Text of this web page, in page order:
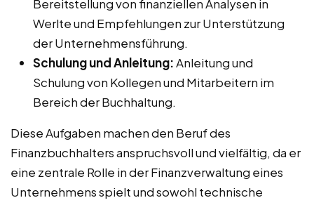
Bereitstellung von finanziellen Analysen in
Werlte und Empfehlungen zur Unterstützung
der Unternehmensführung.
Schulung und Anleitung:Anleitung und
Schulung von Kollegen und Mitarbeitern im
Bereich der Buchhaltung.
Diese Aufgaben machen den Beruf des
Finanzbuchhalters anspruchsvoll und vielfältig, da er
eine zentrale Rolle in der Finanzverwaltung eines
Unternehmens spielt und sowohl technische